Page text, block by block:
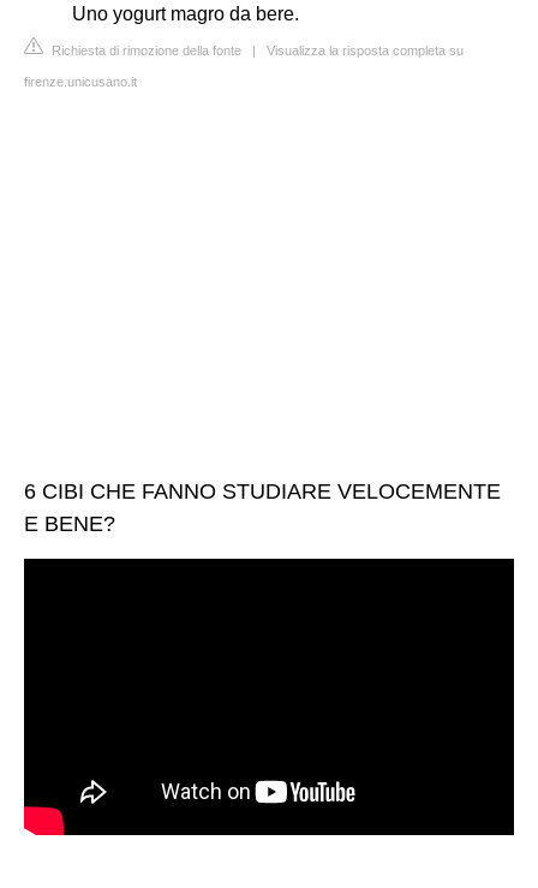
Uno yogurt magro da bere.
Richiesta di rimozione della fonte | Visualizza la risposta completa su
firenze.unicusano.it
6 CIBI CHE FANNO STUDIARE VELOCEMENTE
E BENE?